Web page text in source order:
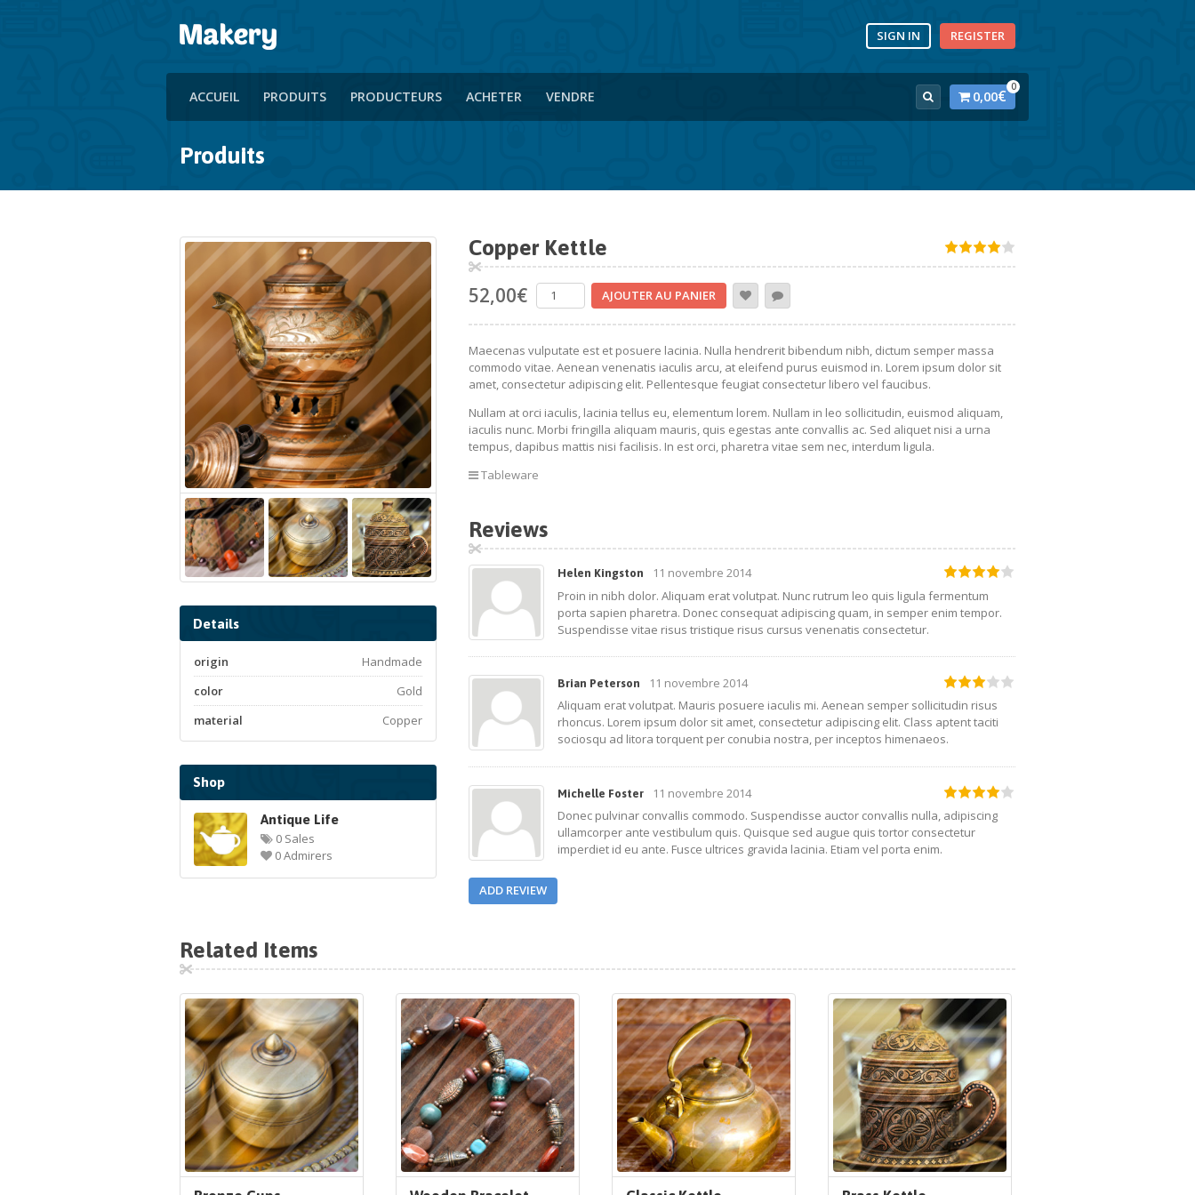
SIGN IN REGISTER
ACCUEIL PRODUITS PRODUCTEURS ACHETER VENDRE 0,00€ 0
Produits
Details
origin
Handmade
color
Gold
material
Copper
Shop
Antique Life
0 Sales
0 Admirers
Copper Kettle
52,00€ AJOUTER AU PANIER
Maecenas vulputate est et posuere lacinia. Nulla hendrerit bibendum nibh, dictum semper massa
commodo vitae. Aenean venenatis iaculis arcu, at eleifend purus euismod in. Lorem ipsum dolor sit
amet, consectetur adipiscing elit. Pellentesque feugiat consectetur libero vel faucibus.
Nullam at orci iaculis, lacinia tellus eu, elementum lorem. Nullam in leo sollicitudin, euismod aliquam,
iaculis nunc. Morbi fringilla aliquam mauris, quis egestas ante convallis ac. Sed aliquet nisi a urna
tempus, dapibus mattis nisi facilisis. In est orci, pharetra vitae sem nec, interdum ligula.
Tableware
Reviews
Helen Kingston
11 novembre 2014
Proin in nibh dolor. Aliquam erat volutpat. Nunc rutrum leo quis ligula fermentum
porta sapien pharetra. Donec consequat adipiscing quam, in semper enim tempor.
Suspendisse vitae risus tristique risus cursus venenatis consectetur.
Brian Peterson
11 novembre 2014
Aliquam erat volutpat. Mauris posuere iaculis mi. Aenean semper sollicitudin risus
rhoncus. Lorem ipsum dolor sit amet, consectetur adipiscing elit. Class aptent taciti
sociosqu ad litora torquent per conubia nostra, per inceptos himenaeos.
Michelle Foster
11 novembre 2014
Donec pulvinar convallis commodo. Suspendisse auctor convallis nulla, adipiscing
ullamcorper ante vestibulum quis. Quisque sed augue quis tortor consectetur
imperdiet id eu ante. Fusce ultrices gravida lacinia. Etiam vel porta enim.
ADD REVIEW
Related Items